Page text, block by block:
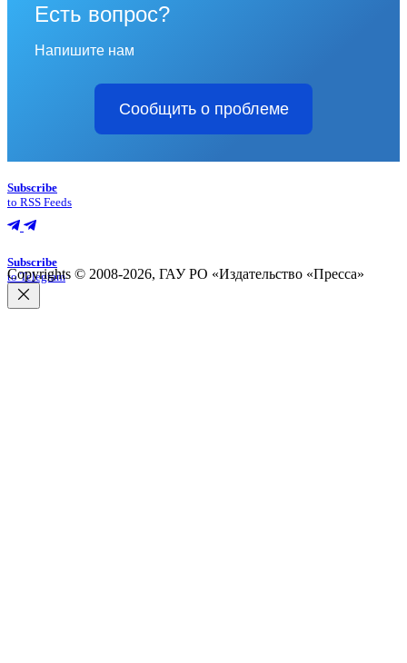
Есть вопрос?
Напишите нам
Сообщить о проблеме
Subscribe
to RSS Feeds
Subscribe
to Telegram
Copyrights © 2008-2026, ГАУ РО «Издательство «Пресса»